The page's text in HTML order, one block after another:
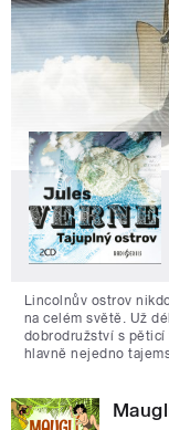
Lincolnův ostrov
na celém světě. Už
dobrodružství s pěticí
hlavně nejedno